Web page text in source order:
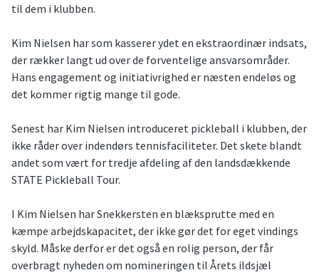
til dem i klubben.
Kim Nielsen har som kasserer ydet en ekstraordinær indsats,
der rækker langt ud over de forventelige ansvarsområder.
Hans engagement og initiativrighed er næsten endeløs og
det kommer rigtig mange til gode.
Senest har Kim Nielsen introduceret pickleball i klubben, der
ikke råder over indendørs tennisfaciliteter. Det skete blandt
andet som vært for tredje afdeling af den landsdækkende
STATE Pickleball Tour.
I Kim Nielsen har Snekkersten en blæksprutte med en
kæmpe arbejdskapacitet, der ikke gør det for eget vindings
skyld. Måske derfor er det også en rolig person, der får
overbragt nyheden om nomineringen til Årets ildsjæl